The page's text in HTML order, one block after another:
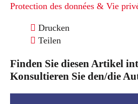
Protection des données & Vie
Drucken
Teilen
Finden Sie diesen Artikel
Konsultieren Sie den/die